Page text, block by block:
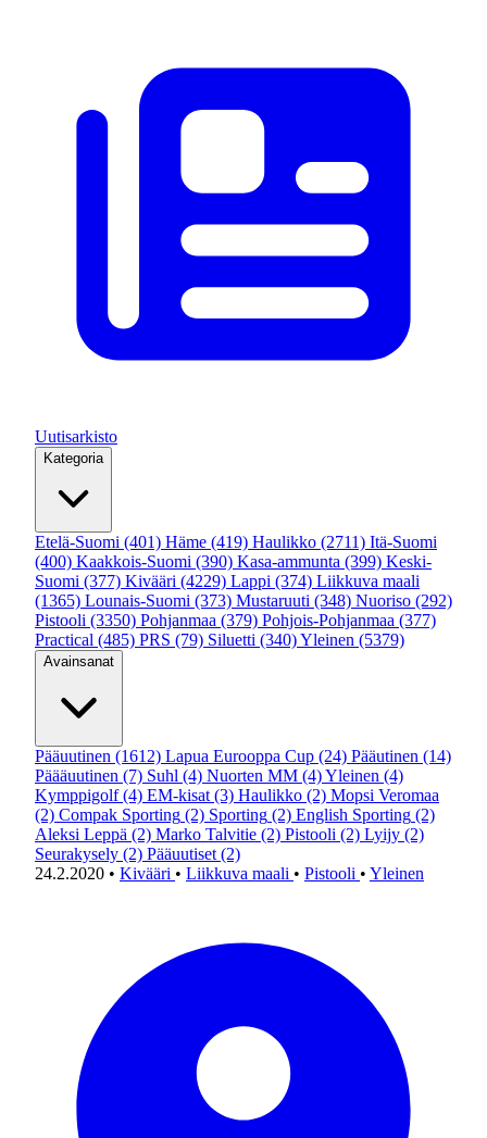
Uutisarkisto
Kategoria
Etelä-Suomi (401) Häme (419) Haulikko (2711) Itä-Suomi
(400) Kaakkois-Suomi (390) Kasa-ammunta (399) Keski-
Suomi (377) Kivääri (4229) Lappi (374) Liikkuva maali
(1365) Lounais-Suomi (373) Mustaruuti (348) Nuoriso (292)
Pistooli (3350) Pohjanmaa (379) Pohjois-Pohjanmaa (377)
Practical (485) PRS (79) Siluetti (340)Yleinen (5379)
Avainsanat
Pääuutinen (1612) Lapua Eurooppa Cup (24) Pääutinen (14)
Päääuutinen (7) Suhl (4) Nuorten MM (4)Yleinen (4)
Kymppigolf (4) EM-kisat (3) Haulikko (2) Mopsi Veromaa
(2) Compak Sporting (2) Sporting (2) English Sporting (2)
Aleksi Leppä (2) Marko Talvitie (2) Pistooli (2) Lyijy (2)
Seurakysely (2) Pääuutiset (2)
24.2.2020 • Kivääri • Liikkuva maali • Pistooli • Yleinen